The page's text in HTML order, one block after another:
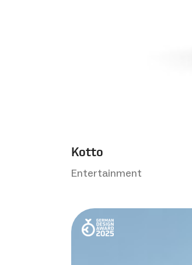
Kotto
Entertainment